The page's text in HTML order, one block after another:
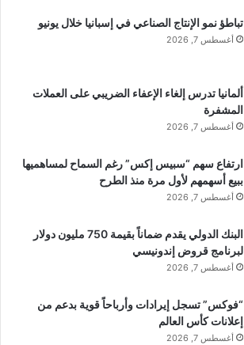
تباطؤ نمو الإنتاج الصناعي في إسبانيا خلال يونيو
أغسطس 7, 2026
ألمانيا تدرس إلغاء الإعفاء الضريبي على العملات
المشفرة
أغسطس 7, 2026
ارتفاع سهم “سبيس إكس” رغم السماح لمساهميها
ببيع أسهمهم لأول مرة منذ الطرح
أغسطس 7, 2026
البنك الدولي يقدم ضماناً بقيمة 750 مليون دولار
لبرنامج قروض إندونيسي
أغسطس 7, 2026
“فوكس” تسجل إيرادات وأرباحاً قوية بدعم من
إعلانات كأس العالم
أغسطس 7, 2026